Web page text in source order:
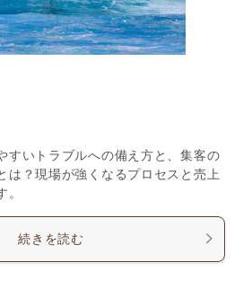
すいトラブルへの備え方と、集客の
は？現場が強くなるプロセスと売上
。
続きを読む